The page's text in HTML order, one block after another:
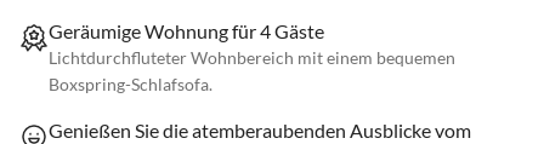
Geräumige Wohnung für 4 Gäste
Lichtdurchfluteter Wohnbereich mit einem bequemen
Boxspring-Schlafsofa.
Genießen Sie die atemberaubenden Ausblicke vom